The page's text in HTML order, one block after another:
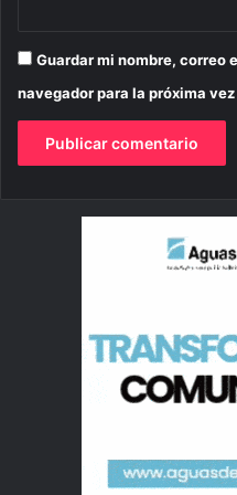
Guardar mi nombre, correo
navegador para la próxima